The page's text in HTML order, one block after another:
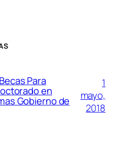
Para
en
Gobierno de
1
mayo,
2018